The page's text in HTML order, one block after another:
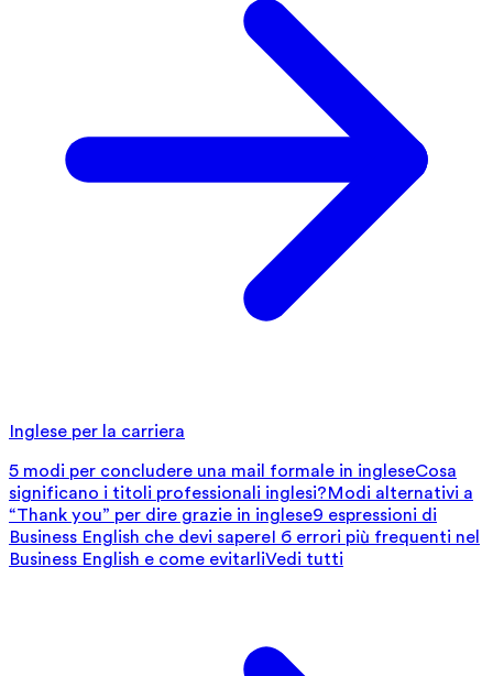
Inglese per la carriera
5 modi per concludere una mail formale in ingleseCosa
significano i titoli professionali inglesi?Modi alternativi a
“Thank you” per dire grazie in inglese9 espressioni di
Business English che devi sapereI 6 errori più frequenti nel
Business English e come evitarliVedi tutti